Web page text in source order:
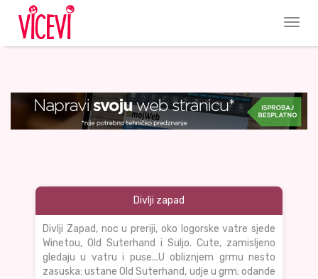
Divlji zapad
Divlji Zapad, noc u preriji, oko logorske vatre sjede
Winetou, Old Suterhand i Suljo. Cute, zamisljeno
gledaju u vatru i puse...U obliznjem grmu nesto
zasuska: ustane Old Suterhand, udje u grm; odande